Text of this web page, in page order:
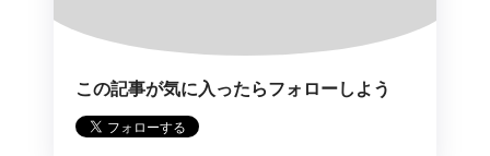
この記事が気に入ったらフォローしよう